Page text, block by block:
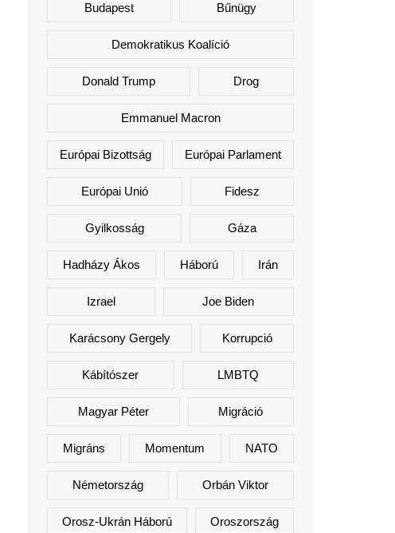
Budapest Bűnügy
Demokratikus Koalíció
Donald Trump Drog
Emmanuel Macron
Európai Bizottság Európai Parlament
Európai Unió Fidesz
Gyilkosság Gáza
Hadházy Ákos Háború Irán
Izrael Joe Biden
Karácsony Gergely Korrupció
Kábítószer LMBTQ
Magyar Péter Migráció
Migráns Momentum NATO
Németország Orbán Viktor
Orosz-Ukrán Háború Oroszország